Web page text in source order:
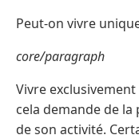
Peut-on vivre
core/paragraph
Vivre
cela demande de
de son activité.